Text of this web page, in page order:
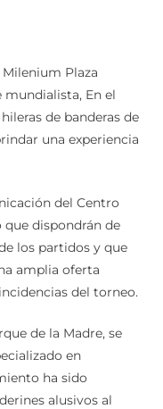
Plaza
En el
de banderas de
una experiencia
del Centro
dispondrán de
los partidos y que
amplia oferta
del torneo.
de la Madre, se
en
ha sido
alusivos al